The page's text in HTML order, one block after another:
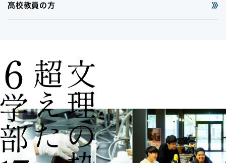
高校教員の方